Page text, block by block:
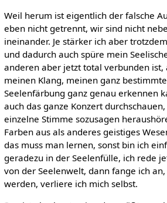
Weil herum ist eigentlich der falsche
eben nicht getrennt, wir sind nicht
ineinander. Je stärker ich aber
und dadurch auch spüre mein
anderen aber jetzt total verbunden ist,
meinen Klang, meinen ganz
Seelenfärbung ganz genau erkennen
auch das ganze Konzert
einzelne Stimme sozusagen
Farben aus als anderes geistiges
das muss man lernen, sonst bin ich
geradezu in der Seelenfülle, ich rede
von der Seelenwelt, dann fange ich
werden, verliere ich mich selbst.